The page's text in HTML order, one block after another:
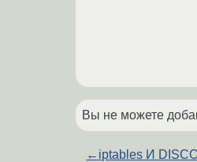
Вы не можете
← iptables И